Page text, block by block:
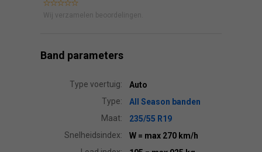
Wij verzamelen beoordelingen.
Band parameters
Type voertuig:
Auto
Type:
All Season banden
Maat:
235/55 R19
Snelheidsindex:
W = max 270 km/h